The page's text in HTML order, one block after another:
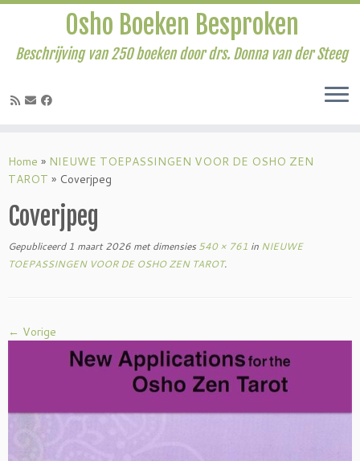
naar
inhoud
Osho Boeken Besproken
Beschrijving van 250 boeken door drs. Donna van der Steeg
Home » NIEUWE TOEPASSINGEN VOOR DE OSHO ZEN
TAROT » Coverjpeg
Coverjpeg
Gepubliceerd 1 maart 2026 met dimensies 540 × 761 in NIEUWE
TOEPASSINGEN VOOR DE OSHO ZEN TAROT.
← Vorige